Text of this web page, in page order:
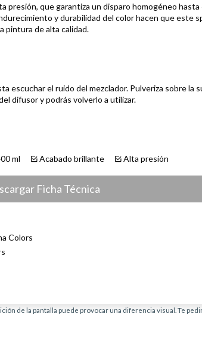
presión, que garantiza un disparo homogéneo
y durabilidad del color hacen que este
pintura de alta calidad.
escuchar el ruido del mezclador. Pulveriza sobre la
difusor y podrás volverlo a utilizar.
ml Acabado brillante Alta presión
Ficha Técnica
Colors
de la pantalla puede provocar una diferencia visual. Te